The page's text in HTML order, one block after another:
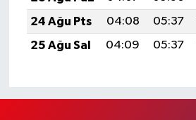
24 Ağu Pts
04:08 05:37
25 Ağu Sal
04:09 05:37